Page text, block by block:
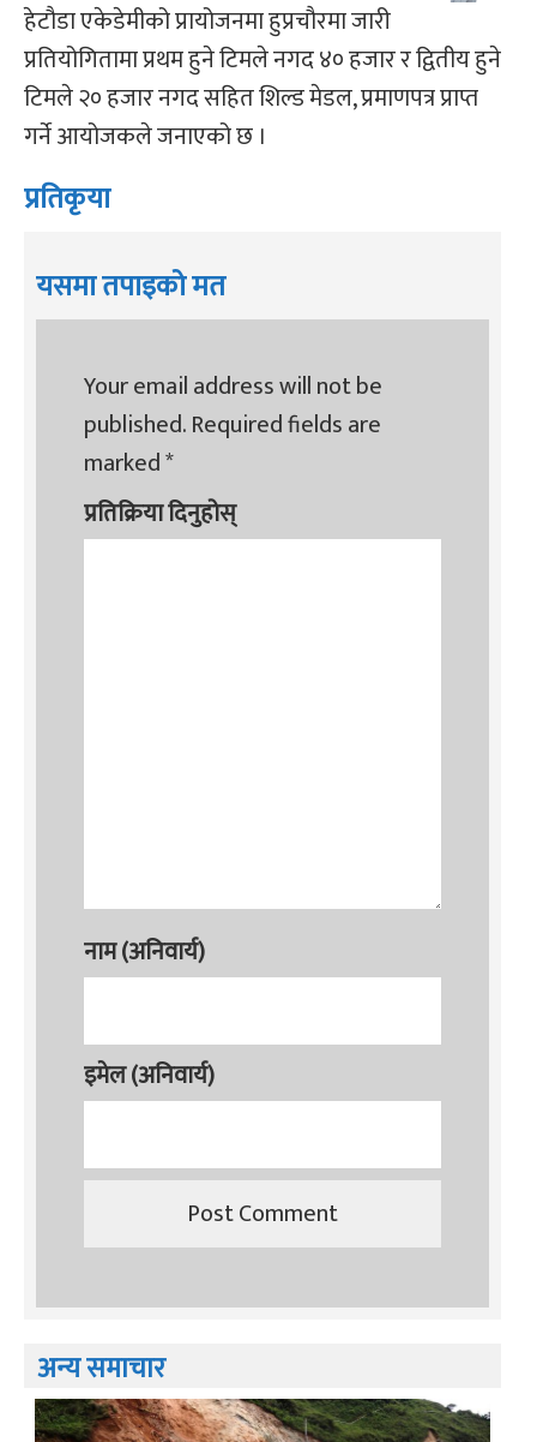
हेटौडा एकेडेमीको प्रायोजनमा हुप्रचौरमा जारी
प्रतियोगितामा प्रथम हुने टिमले नगद ४० हजार र द्वितीय हुने
टिमले २० हजार नगद सहित शिल्ड मेडल, प्रमाणपत्र प्राप्त
गर्ने आयोजकले जनाएको छ ।
प्रतिकृया
यसमा तपाइको मत
Your email address will not be
published.Required fields are
marked*
प्रतिक्रिया दिनुहोस्
नाम (अनिवार्य)
इमेल (अनिवार्य)
अन्य समाचार